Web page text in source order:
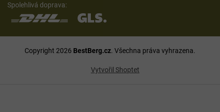
Spolehlivá doprava:
Vytvořil Shoptet
Copyright 2026 BestBerg.cz. Všechna práva vyhrazena.